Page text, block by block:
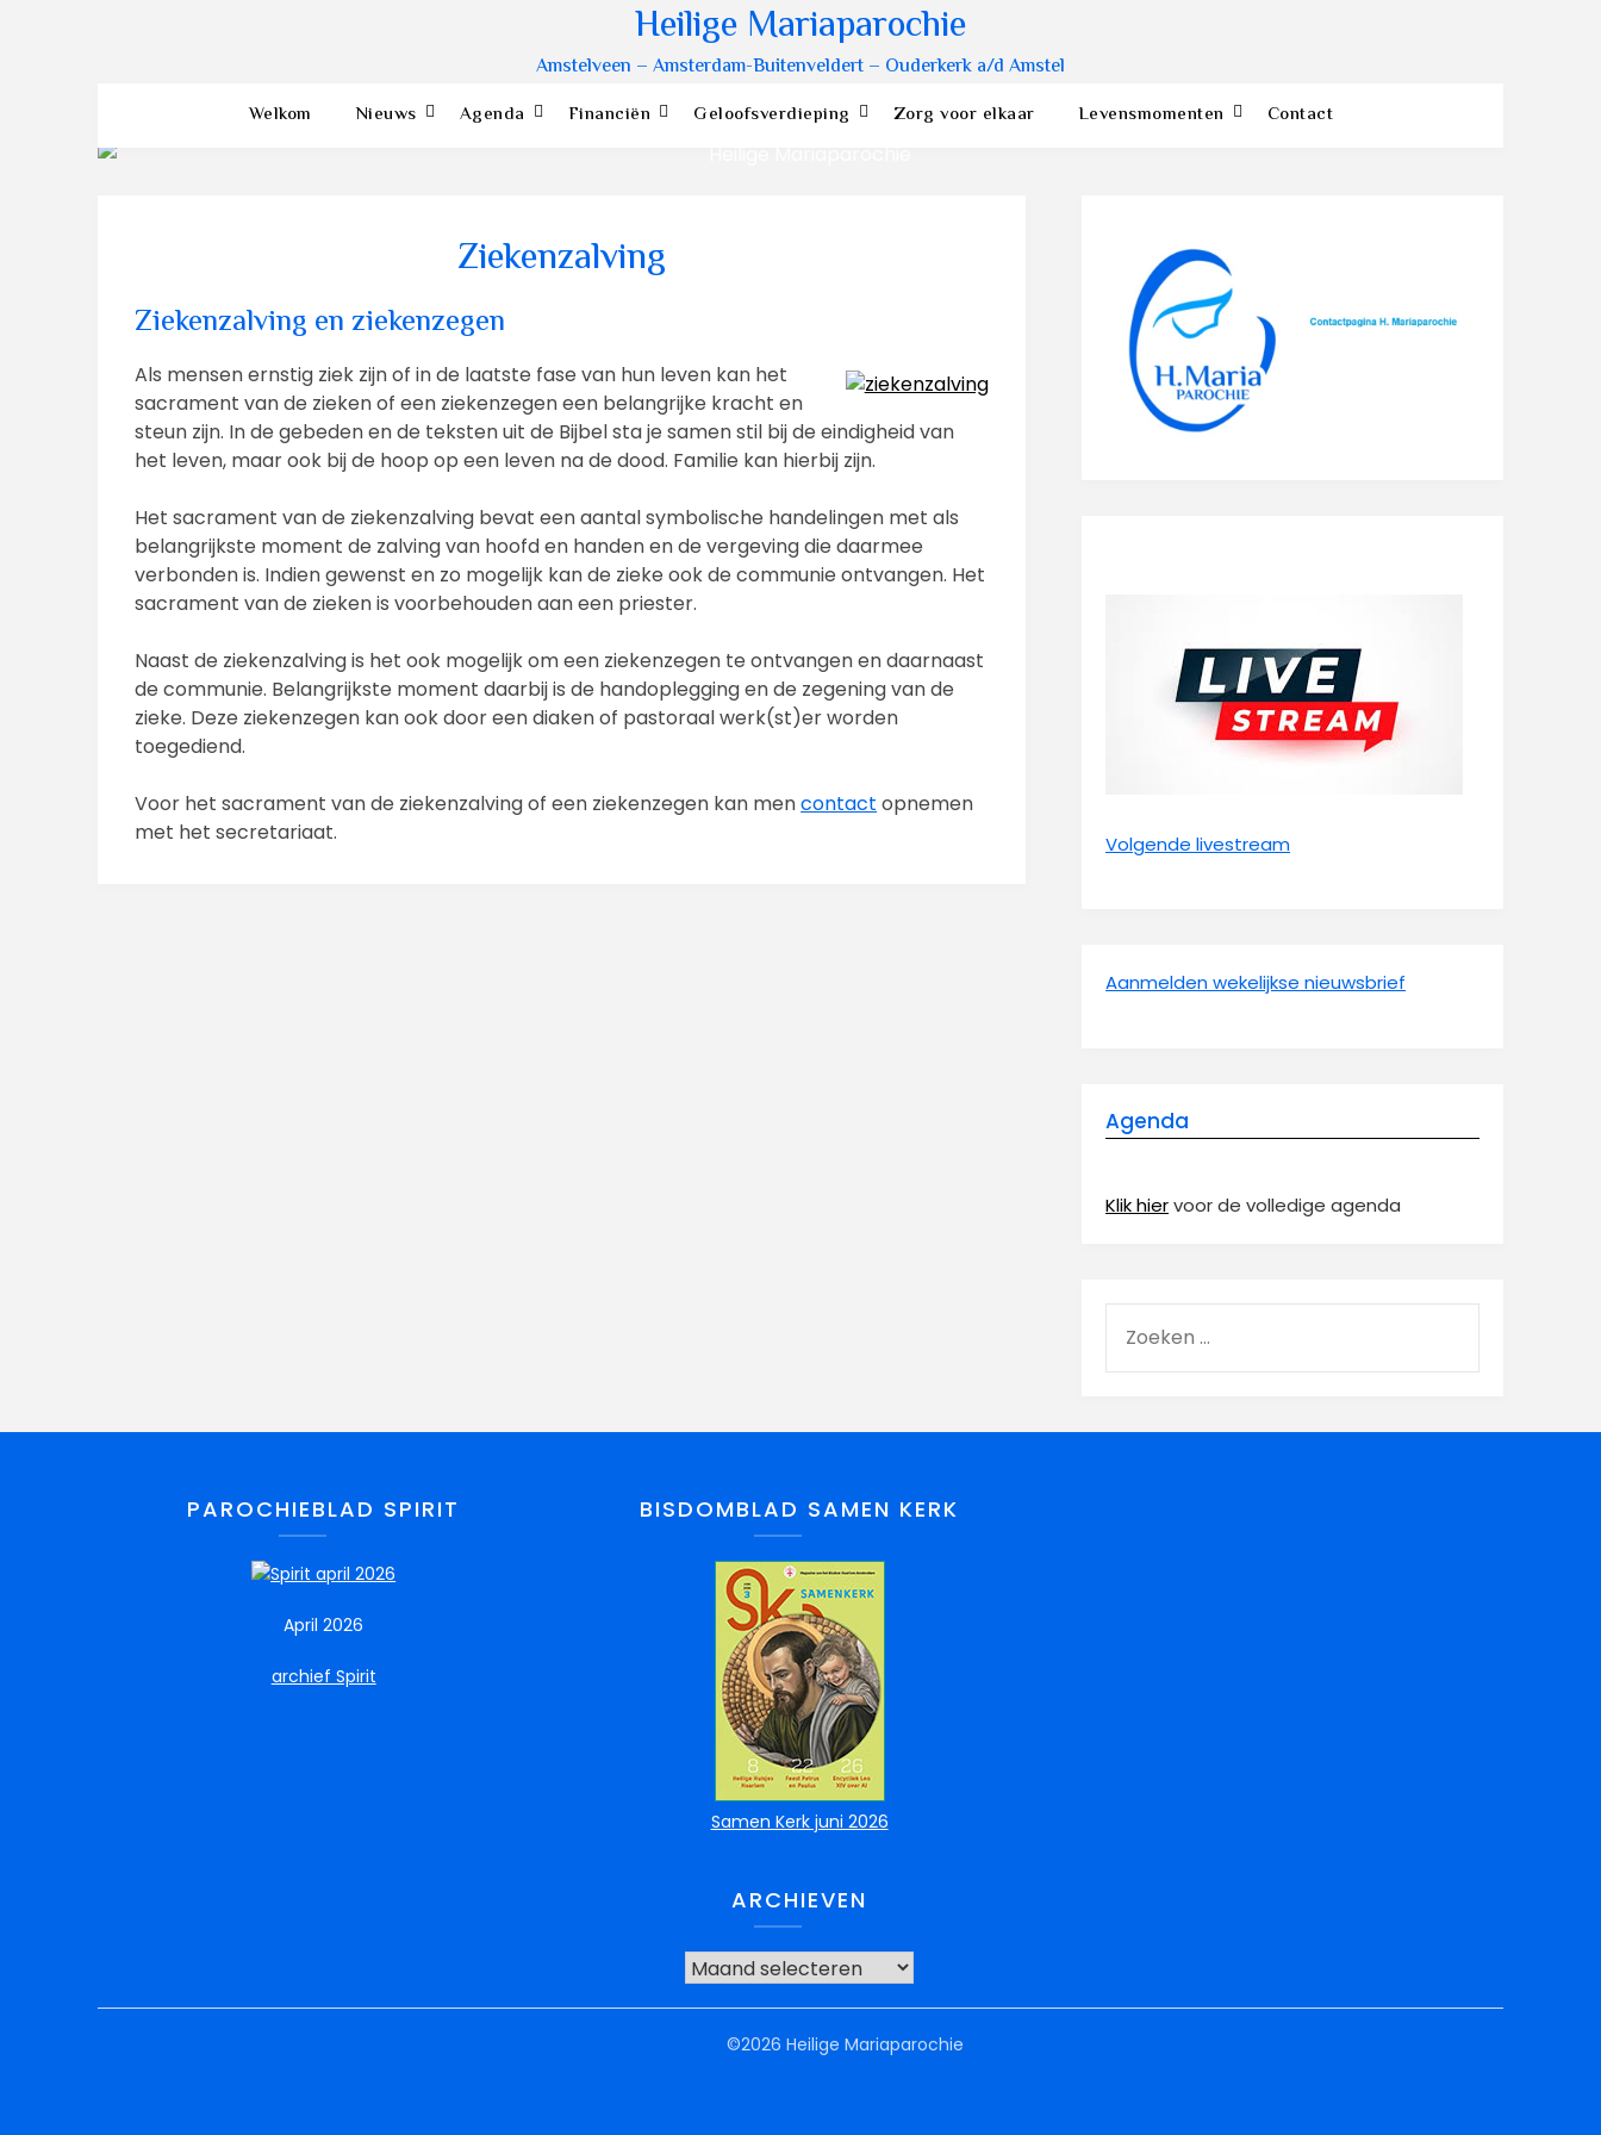
Heilige Mariaparochie
Amstelveen – Amsterdam-Buitenveldert – Ouderkerk a/d Amstel
Welkom Nieuws Agenda Financiën Geloofsverdieping Zorg voor elkaar Levensmomenten Contact
Ziekenzalving
Ziekenzalving en ziekenzegen
Als mensen ernstig ziek zijn of in de laatste fase van hun leven kan het
sacrament van de zieken of een ziekenzegen een belangrijke kracht en
steun zijn. In de gebeden en de teksten uit de Bijbel sta je samen stil bij de eindigheid van
het leven, maar ook bij de hoop op een leven na de dood. Familie kan hierbij zijn.
Het sacrament van de ziekenzalving bevat een aantal symbolische handelingen met als
belangrijkste moment de zalving van hoofd en handen en de vergeving die daarmee
verbonden is. Indien gewenst en zo mogelijk kan de zieke ook de communie ontvangen. Het
sacrament van de zieken is voorbehouden aan een priester.
Naast de ziekenzalving is het ook mogelijk om een ziekenzegen te ontvangen en daarnaast
de communie. Belangrijkste moment daarbij is de handoplegging en de zegening van de
zieke. Deze ziekenzegen kan ook door een diaken of pastoraal werk(st)er worden
toegediend.
Voor het sacrament van de ziekenzalving of een ziekenzegen kan mencontact opnemen
met het secretariaat.
Volgende livestream
Aanmelden wekelijkse nieuwsbrief
Agenda
Klik hiervoor de volledige agenda
PAROCHIEBLAD SPIRIT
April 2026
archief Spirit
BISDOMBLAD SAMEN KERK
Samen Kerk juni 2026
ARCHIEVEN
©2026 Heilige Mariaparochie